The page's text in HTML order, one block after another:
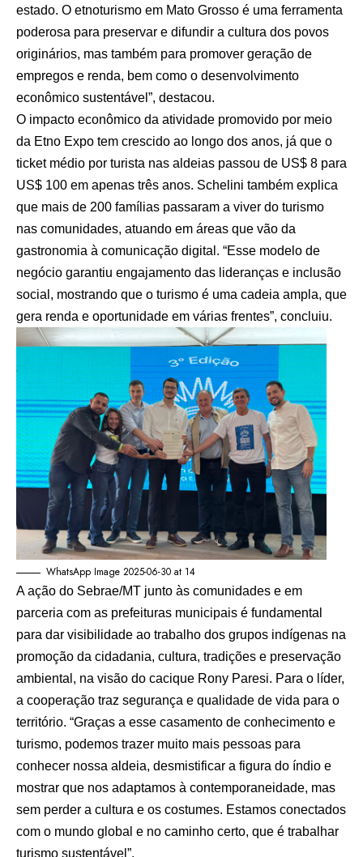
estado. O etnoturismo em Mato Grosso é uma ferramenta
poderosa para preservar e difundir a cultura dos povos
originários, mas também para promover geração de
empregos e renda, bem como o desenvolvimento
econômico sustentável”, destacou.
O impacto econômico da atividade promovido por meio
da Etno Expo tem crescido ao longo dos anos, já que o
ticket médio por turista nas aldeias passou de US$ 8 para
US$ 100 em apenas três anos. Schelini também explica
que mais de 200 famílias passaram a viver do turismo
nas comunidades, atuando em áreas que vão da
gastronomia à comunicação digital. “Esse modelo de
negócio garantiu engajamento das lideranças e inclusão
social, mostrando que o turismo é uma cadeia ampla, que
gera renda e oportunidade em várias frentes”, concluiu.
WhatsApp Image 2025-06-30 at 14
A ação do Sebrae/MT junto às comunidades e em
parceria com as prefeituras municipais é fundamental
para dar visibilidade ao trabalho dos grupos indígenas na
promoção da cidadania, cultura, tradições e preservação
ambiental, na visão do cacique Rony Paresi. Para o líder,
a cooperação traz segurança e qualidade de vida para o
território. “Graças a esse casamento de conhecimento e
turismo, podemos trazer muito mais pessoas para
conhecer nossa aldeia, desmistificar a figura do índio e
mostrar que nos adaptamos à contemporaneidade, mas
sem perder a cultura e os costumes. Estamos conectados
com o mundo global e no caminho certo, que é trabalhar
turismo sustentável”.